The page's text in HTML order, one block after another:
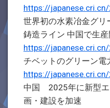
https://
世界初の水素冶金グ
鋳造ライン 中国で生
https://
チベットのグリーン
https://
中国 2025年に新型エ
画・建設を加速